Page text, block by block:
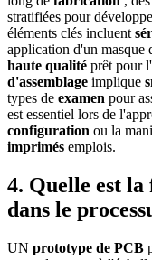
stratifiées pour
éléments clés incluent
application d'un masque
haute qualité prêt pour
d'assemblage implique
types de examen pour
est essentiel lors de
configuration ou la
imprimés emplois.
4. Quelle est
dans le
UN prototype de PCB